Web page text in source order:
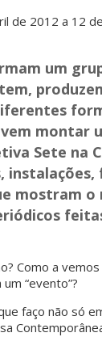
de 2012 a 12
um
montar
Sete na
mostram o
Como a
“evento”?
faço não só